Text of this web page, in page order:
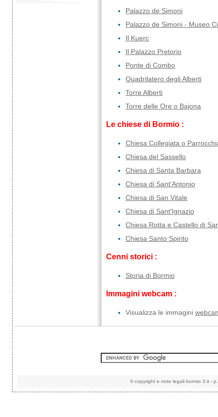
Palazzo de Simoni
Palazzo de Simoni - Museo
Il Kuerc
Il Palazzo Pretorio
Ponte di Combo
Quadrilatero degli Alberti
Torre Alberti
Torre delle Ore o Bajona
Le chiese di Bormio :
Chiesa Collegiata o
Chiesa del Sassello
Chiesa di Santa Barbara
Chiesa di Sant'Antonio
Chiesa di San Vitale
Chiesa di Sant'Ignazio
Chiesa Rotta e Castello di
Chiesa Santo Spirito
Cenni storici :
Storia di Bormio
Immagini webcam :
Visualizza le immagini
©copyright e note legali bormio 3.it -